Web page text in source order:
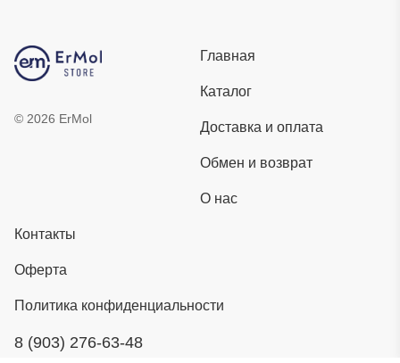
© 2026 ErMol
Главная
Каталог
Доставка и оплата
Обмен и возврат
О нас
Контакты
Оферта
Политика конфиденциальности
8 (903) 276-63-48